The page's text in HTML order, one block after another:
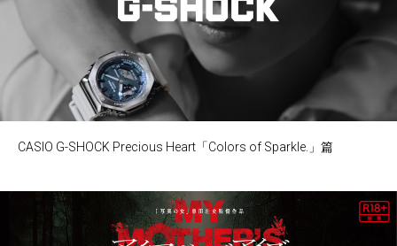
CASIO G-SHOCK Precious Heart「Colors of Sparkle.」篇